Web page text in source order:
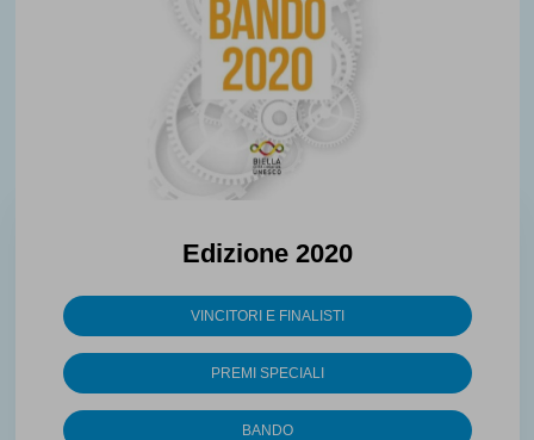
Edizione 2020
VINCITORI E FINALISTI
PREMI SPECIALI
BANDO